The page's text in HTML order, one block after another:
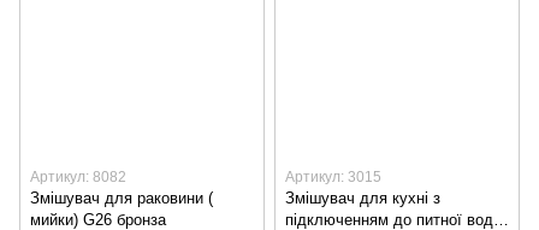
Артикул: 8082
Змішувач для раковини (
мийки) G26 бронза
Артикул: 3015
Змішувач для кухні з
підключенням до питної води,